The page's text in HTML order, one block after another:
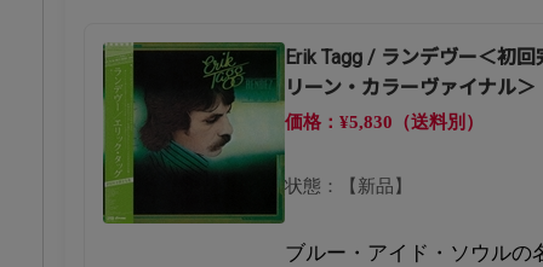
Erik Tagg / ランデヴー＜初
リーン・カラーヴァイナル＞
価格：¥5,830（送料別）
状態：【新品】
ブルー・アイド・ソウルの